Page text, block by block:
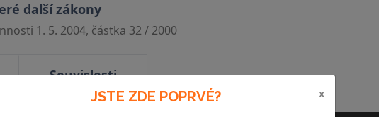
další zákony
1. 5. 2004, částka 32 / 2000
Souvislosti
JSTE ZDE POPRVÉ? x